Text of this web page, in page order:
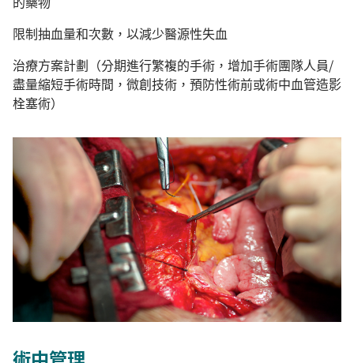
限制抽血量和次數，以減少醫源性失血
治療方案計劃（分期進行繁複的手術，增加手術團隊人員/
盡量縮短手術時間，微創技術，預防性術前或術中血管造影
栓塞術）